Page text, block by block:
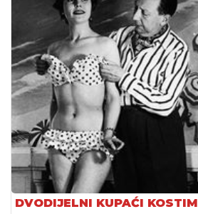
DVODIJELNI KUPAĆI KOSTIM